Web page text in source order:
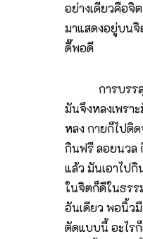
อย่างเดียวคือจิ
มาแสดงอยู่บนจิ
ดี๊พอดี
การบรรลุธร
มันจึงหลงเพรา
หลง กายก็ไปติด
กินฟรี ลอยนวล
แล้ว มันเอาไป
ในจิตก็ดีในธรร
อันเดียว พอนิ้ว
ตัดแบบนี้ อะไร